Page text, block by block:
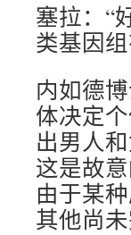
塞拉：“
类基因
内如德
体决定
出男人
这是故
由于某
其他尚